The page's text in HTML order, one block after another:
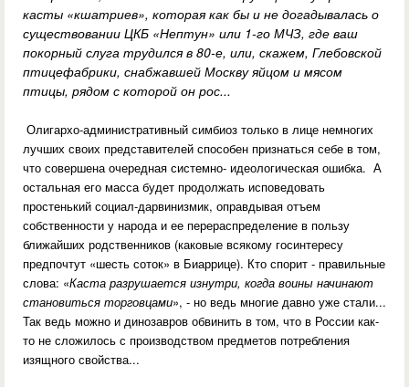
касты «кшатриев», которая как бы и не догадывалась о
существовании ЦКБ «Нептун» или 1-го МЧЗ, где ваш
покорный слуга трудился в 80-е, или, скажем, Глебовской
птицефабрики, снабжавшей Москву яйцом и мясом
птицы, рядом с которой он рос...
Олигархо-административный симбиоз только в лице немногих
лучших своих представителей способен признаться себе в том,
что совершена очередная системно- идеологическая ошибка. А
остальная его масса будет продолжать исповедовать
простенький социал-дарвинизмик, оправдывая отъем
собственности у народа и ее перераспределение в пользу
ближайших родственников (каковые всякому госинтересу
предпочтут «шесть соток» в Биаррице). Кто спорит - правильные
слова: «Каста разрушается изнутри, когда воины начинают
становиться торговцами», - но ведь многие давно уже стали...
Так ведь можно и динозавров обвинить в том, что в России как-
то не сложилось с производством предметов потребления
изящного свойства...